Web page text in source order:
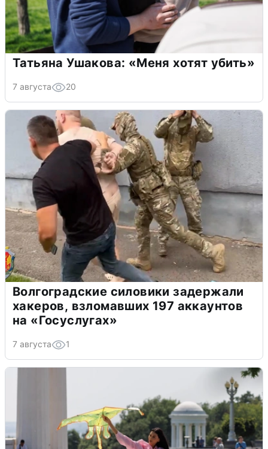
Татьяна Ушакова: «Меня хотят убить»
7 августа 20
Волгоградские силовики задержали
хакеров, взломавших 197 аккаунтов
на «Госуслугах»
7 августа 1